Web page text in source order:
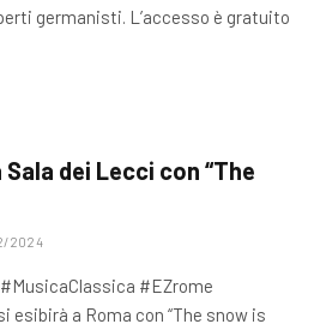
germanisti. L’accesso è gratuito
dei Lecci con “The
2024
#EZrome
esibirà a Roma con “The snow is